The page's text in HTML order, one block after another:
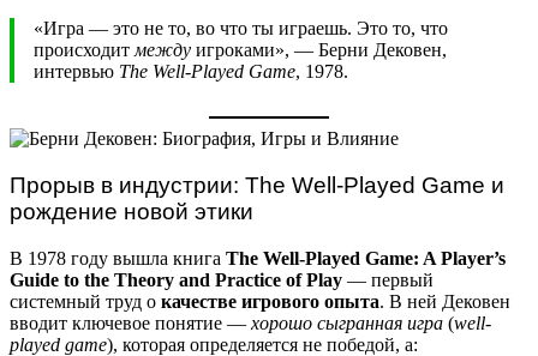
«Игра — это не то, во что ты играешь. Это то, что
происходит между игроками», — Берни Дековен,
интервью The Well-Played Game, 1978.
Прорыв в индустрии: The Well-Played Game и
рождение новой этики
В 1978 году вышла книга The Well-Played Game: A Player’s
Guide to the Theory and Practice of Play — первый
системный труд о качестве игрового опыта. В ней Дековен
вводит ключевое понятие — хорошо сыгранная игра (well-
played game), которая определяется не победой, а: